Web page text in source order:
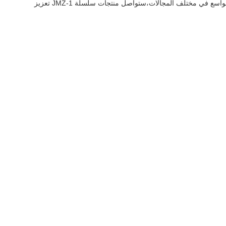
مكفّض الاحتكاك المعدني (جي إم زي-1) هو تقنية أساسية لا غنى عنها في مجال الطيرانأنها توفر حلًا فعالًا لعزل الاهتزازات لمعدات الطيرانمع تطبيقها الواسع في مختلف المجالات،ستواصل منتجات سلسلة JMZ-1 تعزيز